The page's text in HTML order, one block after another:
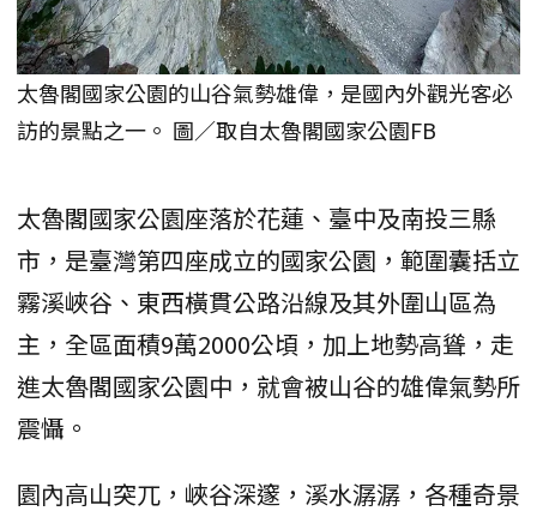
太魯閣國家公園的山谷氣勢雄偉，是國內外觀光客必
訪的景點之一。 圖／取自太魯閣國家公園FB
太魯閣國家公園座落於花蓮、臺中及南投三縣
市，是臺灣第四座成立的國家公園，範圍囊括立
霧溪峽谷、東西橫貫公路沿線及其外圍山區為
主，全區面積9萬2000公頃，加上地勢高聳，走
進太魯閣國家公園中，就會被山谷的雄偉氣勢所
震懾。
園內高山突兀，峽谷深邃，溪水潺潺，各種奇景